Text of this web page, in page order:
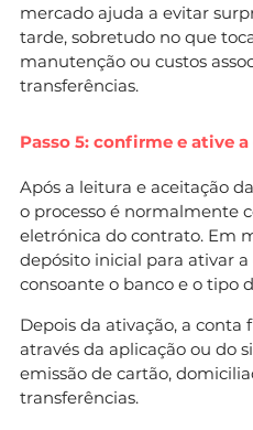
mercado ajuda a evitar
tarde, sobretudo no que
manutenção ou custos
transferências.
Passo 5: confirme e ative
Após a leitura e aceitação
o processo é normalmente
eletrónica do contrato. Em
depósito inicial para ativar a
consoante o banco e o tipo
Depois da ativação, a
através da aplicação ou do
emissão de cartão,
transferências.